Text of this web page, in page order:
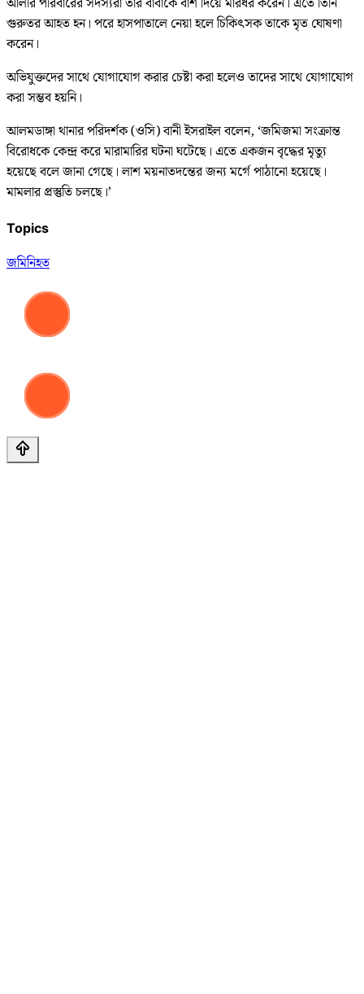
গুরুতর আহত হন। পরে হাসপাতালে নেয়া হলে চিকিৎসক তাকে মৃত ঘোষণা
করেন।
অভিযুক্তদের সাথে যোগাযোগ করার চেষ্টা করা হলেও তাদের সাথে যোগাযোগ
করা সম্ভব হয়নি।
আলমডাঙ্গা থানার পরিদর্শক (ওসি) বানী ইসরাইল বলেন, ‘জমিজমা সংক্রান্ত
বিরোধকে কেন্দ্র করে মারামারির ঘটনা ঘটেছে। এতে একজন বৃদ্ধের মৃত্যু
হয়েছে বলে জানা গেছে। লাশ ময়নাতদন্তের জন্য মর্গে পাঠানো হয়েছে।
মামলার প্রস্তুতি চলছে।’
Topics
জমিনিহত